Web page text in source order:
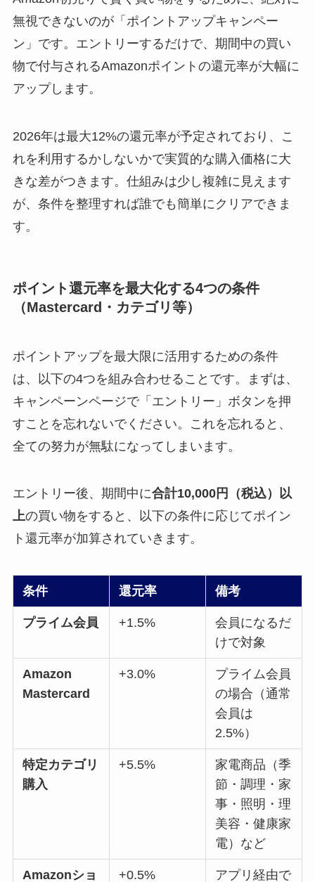
無視できないのが「ポイントアップキャンペー
ン」です。エントリーするだけで、期間中の買い
物で付与されるAmazonポイントの還元率が大幅に
アップします。
2026年は最大12%の還元率が予定されており、こ
れを利用するかしないかで実質的な購入価格に大
きな差がつきます。仕組みは少し複雑に見えます
が、条件を整理すれば誰でも簡単にクリアできま
す。
ポイント還元率を最大化する4つの条件
（Mastercard・カテゴリ等）
ポイントアップを最大限に活用するための条件
は、以下の4つを組み合わせることです。まずは、
キャンペーンページで「エントリー」ボタンを押
すことを忘れないでください。これを忘れると、
全ての努力が無駄になってしまいます。
エントリー後、期間中に合計10,000円（税込）以
上の買い物をすると、以下の条件に応じてポイン
ト還元率が加算されていきます。
条件 還元率 備考
プライム会員 +1.5%
会員になるだ
けで対象
Amazon
Mastercard
+3.0%
プライム会員
の場合（通常
会員は
2.5%）
特定カテゴリ
購入
+5.5%
家電商品（季
節・調理・家
事・照明・理
美容・健康家
電）など
Amazonショ +0.5% アプリ経由で